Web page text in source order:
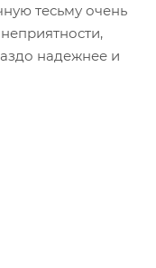
тесьму очень
надежнее и